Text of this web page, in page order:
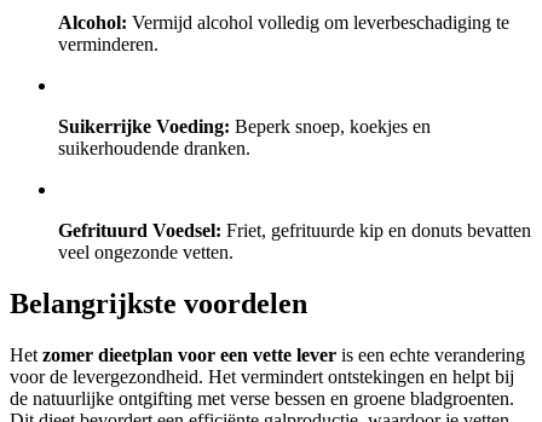
Alcohol: Vermijd alcohol volledig om leverbeschadiging te
verminderen.
Suikerrijke Voeding: Beperk snoep, koekjes en
suikerhoudende dranken.
Gefrituurd Voedsel: Friet, gefrituurde kip en donuts bevatten
veel ongezonde vetten.
Belangrijkste voordelen
Het zomer dieetplan voor een vette lever is een echte verandering
voor de levergezondheid. Het vermindert ontstekingen en helpt bij
de natuurlijke ontgifting met verse bessen en groene bladgroenten.